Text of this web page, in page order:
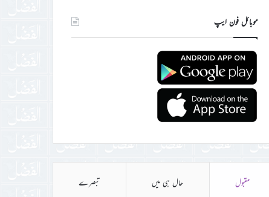
موبائل فون ایپ
مقبول حال ہی میں تبصرے